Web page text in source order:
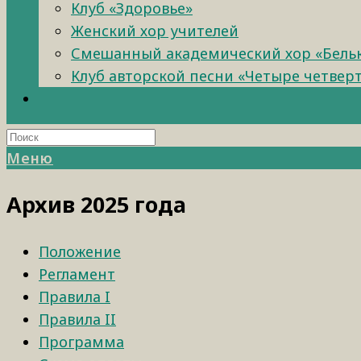
Клуб «Здоровье»
Женский хор учителей
Смешанный академический хор
Клуб авторской песни «Четыре
Меню
Архив 2025 года
Положение
Регламент
Правила I
Правила II
Программа